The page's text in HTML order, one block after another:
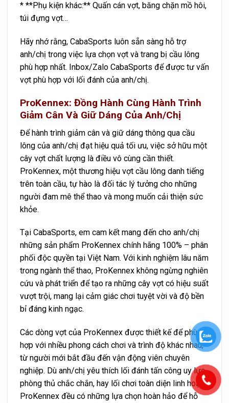
* **Phụ kiện khác:** Quấn cán vợt, băng chặn mồ hôi,
túi đựng vợt…
Hãy nhớ rằng, CabaSports luôn sẵn sàng hỗ trợ
anh/chị trong việc lựa chọn vợt và trang bị cầu lông
phù hợp nhất. Inbox/Zalo CabaSports để được tư vấn
vợt phù hợp với lối đánh của anh/chị.
ProKennex: Đồng Hành Cùng Hành Trình
Giảm Cân Và Giữ Dáng Của Anh/Chị
Để hành trình giảm cân và giữ dáng thông qua cầu
lông của anh/chị đạt hiệu quả tối ưu, việc sở hữu một
cây vợt chất lượng là điều vô cùng cần thiết.
ProKennex, một thương hiệu vợt cầu lông danh tiếng
trên toàn cầu, tự hào là đối tác lý tưởng cho những
người đam mê thể thao và mong muốn cải thiện sức
khỏe.
Tại CabaSports, em cam kết mang đến cho anh/chị
những sản phẩm ProKennex chính hãng 100% – phân
phối độc quyền tại Việt Nam. Với kinh nghiệm lâu năm
trong ngành thể thao, ProKennex không ngừng nghiên
cứu và phát triển để tạo ra những cây vợt có hiệu suất
vượt trội, mang lại cảm giác chơi tuyệt vời và độ bền
bỉ đáng kinh ngạc.
Các dòng vợt của ProKennex được thiết kế để phù
hợp với nhiều phong cách chơi và trình độ khác nhau,
từ người mới bắt đầu đến vận động viên chuyên
nghiệp. Dù anh/chị yêu thích lối đánh tấn công uy lực,
phòng thủ chắc chắn, hay lối chơi toàn diện linh hoạt,
ProKennex đều có những lựa chọn hoàn hảo để hỗ